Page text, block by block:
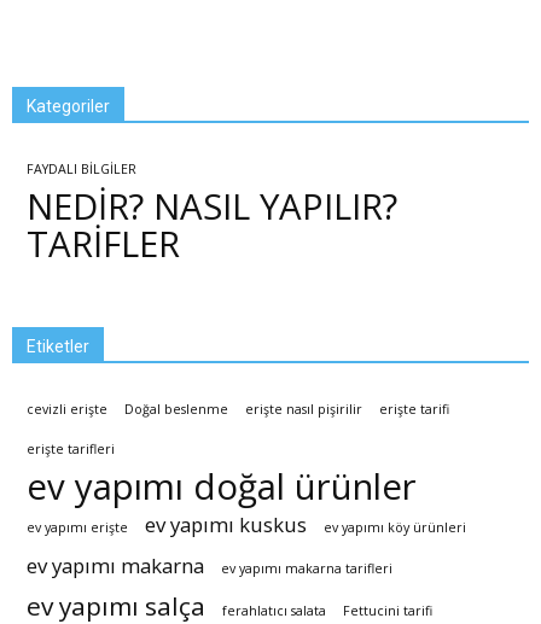
Kategoriler
FAYDALI BİLGİLER
NEDİR? NASIL YAPILIR?
TARİFLER
Etiketler
cevizli erişte Doğal beslenme erişte nasıl pişirilir erişte tarifi
erişte tarifleri
ev yapımı doğal ürünler
ev yapımı erişte ev yapımı kuskus ev yapımı köy ürünleri
ev yapımı makarna ev yapımı makarna tarifleri
ev yapımı salça ferahlatıcı salata Fettucini tarifi